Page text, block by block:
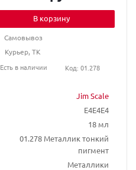
Jim Scale
E4E4E4
18 мл
01.278 Металлик тонкий
пигмент
Металлики
В корзину
Самовывоз
Курьер, ТК
Есть в наличии
Код: 01.278